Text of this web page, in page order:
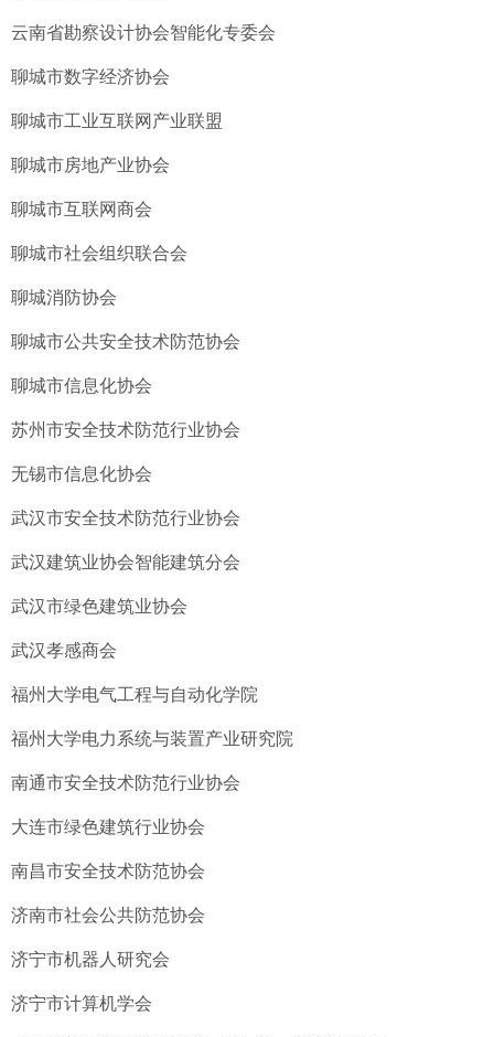
云南省勘察设计协会智能化专委会
聊城市数字经济协会
聊城市工业互联网产业联盟
聊城市房地产业协会
聊城市互联网商会
聊城市社会组织联合会
聊城消防协会
聊城市公共安全技术防范协会
聊城市信息化协会
苏州市安全技术防范行业协会
无锡市信息化协会
武汉市安全技术防范行业协会
武汉建筑业协会智能建筑分会
武汉市绿色建筑业协会
武汉孝感商会
福州大学电气工程与自动化学院
福州大学电力系统与装置产业研究院
南通市安全技术防范行业协会
大连市绿色建筑行业协会
南昌市安全技术防范协会
济南市社会公共防范协会
济宁市机器人研究会
济宁市计算机学会